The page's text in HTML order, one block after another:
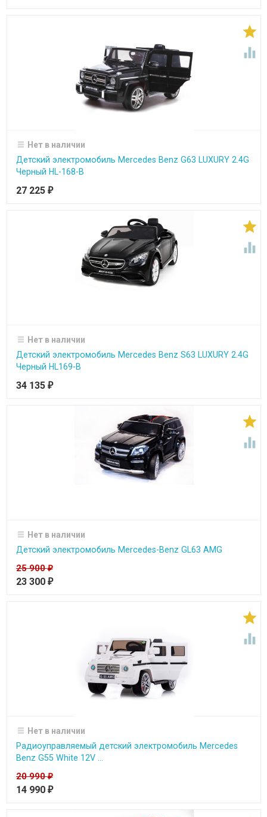


Нет в наличии
Детский электромобиль Mercedes Benz G63 LUXURY 2.4G
Черный HL-168-B
27 225 ₽


Нет в наличии
Детский электромобиль Mercedes Benz S63 LUXURY 2.4G
Черный HL169-B
34 135 ₽


Нет в наличии
Детский электромобиль Mercedes-Benz GL63 AMG
25 900₽
23 300 ₽


Нет в наличии
Радиоуправляемый детский электромобиль Mercedes
Benz G55 White 12V ...
20 990₽
14 990 ₽